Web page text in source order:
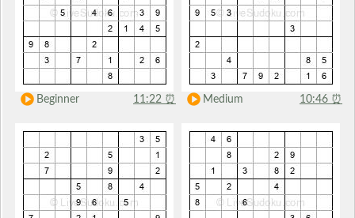
Beginner 11:22 ⏰ Medium 10:46 ⏰